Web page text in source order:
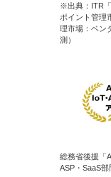
※出典：ITR
ポイント管理
理市場：ベン
測）
総務省後援「
ASP・SaaS